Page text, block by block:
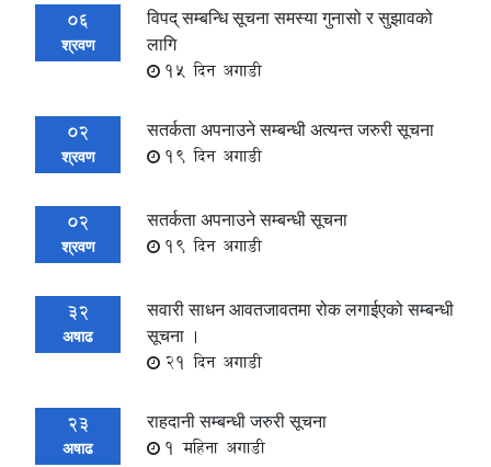
06
श्रवण
विपद् सम्बन्धि सूचना समस्या गुनासो र सुझावको
लागि
15 दिन अगाडी
02
श्रवण
सतर्कता अपनाउने सम्बन्धी अत्यन्त जरुरी सूचना
19 दिन अगाडी
02
श्रवण
सतर्कता अपनाउने सम्बन्धी सूचना
19 दिन अगाडी
32
अषाढ
सवारी साधन आवतजावतमा रोक लगाईएको सम्बन्धी
सूचना ।
21 दिन अगाडी
23
अषाढ
राहदानी सम्बन्धी जरुरी सूचना
1 महिना अगाडी